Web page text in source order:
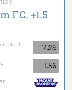
F.C. +1.5
73%
1.56